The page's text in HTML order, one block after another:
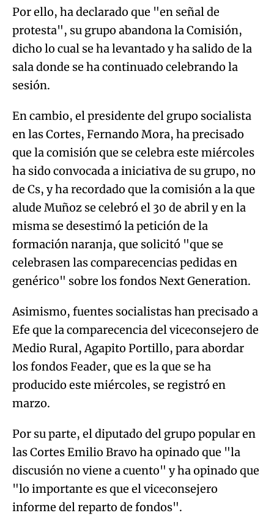
Por ello, ha declarado que "en señal de
protesta", su grupo abandona la Comisión,
dicho lo cual se ha levantado y ha salido de la
sala donde se ha continuado celebrando la
sesión.
En cambio, el presidente del grupo socialista
en las Cortes, Fernando Mora, ha precisado
que la comisión que se celebra este miércoles
ha sido convocada a iniciativa de su grupo, no
de Cs, y ha recordado que la comisión a la que
alude Muñoz se celebró el 30 de abril y en la
misma se desestimó la petición de la
formación naranja, que solicitó "que se
celebrasen las comparecencias pedidas en
genérico" sobre los fondos Next Generation.
Asimismo, fuentes socialistas han precisado a
Efe que la comparecencia del viceconsejero de
Medio Rural, Agapito Portillo, para abordar
los fondos Feader, que es la que se ha
producido este miércoles, se registró en
marzo.
Por su parte, el diputado del grupo popular en
las Cortes Emilio Bravo ha opinado que "la
discusión no viene a cuento" y ha opinado que
"lo importante es que el viceconsejero
informe del reparto de fondos".